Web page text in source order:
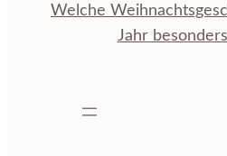
Welche
Jahr